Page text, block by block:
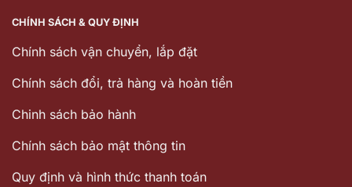
CHÍNH SÁCH & QUY ĐỊNH
Chính sách vận chuyển, lắp đặt
Chính sách đổi, trả hàng và hoàn tiền
Chinh sách bảo hành
Chính sách bảo mật thông tin
Quy định và hình thức thanh toán